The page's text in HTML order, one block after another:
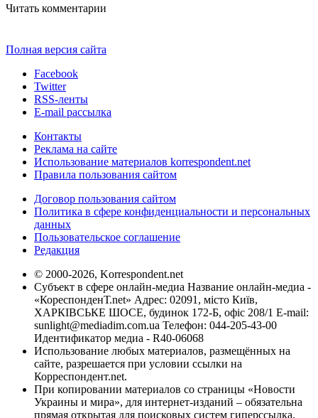
Читать комментарии
Полная версия сайта
Facebook
Twitter
RSS-ленты
E-mail рассылка
Контакты
Реклама на сайте
Использование материалов korrespondent.net
Правила пользования сайтом
Договор пользования сайтом
Политика в сфере конфиденциальности и персональных
данных
Пользовательское соглашение
Редакция
© 2000-2026, Korrespondent.net
Субъект в сфере онлайн-медиа Название онлайн-медиа -
«КореспонденТ.net» Адрес: 02091, місто Київ,
ХАРКІВСЬКЕ ШОСЕ, будинок 172-Б, офіс 208/1 E-mail:
sunlight@mediadim.com.ua Телефон: 044-205-43-00
Идентификатор медиа - R40-06068
Использование любых материалов, размещённых на
сайте, разрешается при условии ссылки на
Корреспондент.net.
При копировании материалов со страницы «Новости
Украины и мира», для интернет-изданий – обязательна
прямая открытая для поисковых систем гиперссылка.